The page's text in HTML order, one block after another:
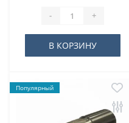
- +
В КОРЗИНУ
Популярный